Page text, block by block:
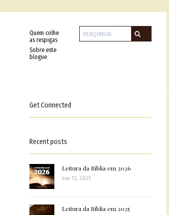
Quem colhe
as respigas
Sobre este
blogue
Get Connected
Recent posts
Leitura da Bíblia em 2026
nov 12, 2025
Leitura da Bíblia em 2025